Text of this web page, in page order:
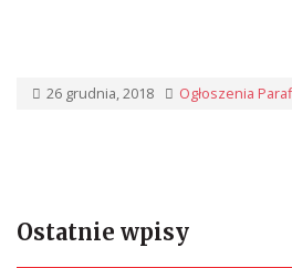
26 grudnia, 2018 Ogłoszenia
Ostatnie wpisy